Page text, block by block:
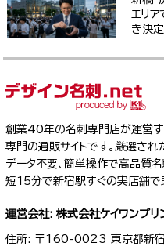
エリ
き決
創業40年の名刺専門店が運営す
専門の通販サイトです。厳選さ
データ不要、簡単操作で高品質
短15分で新宿駅すぐの実店舗で
運営会社: 株式会社ケイワンプリ
住所: 〒160-0023 東京都新